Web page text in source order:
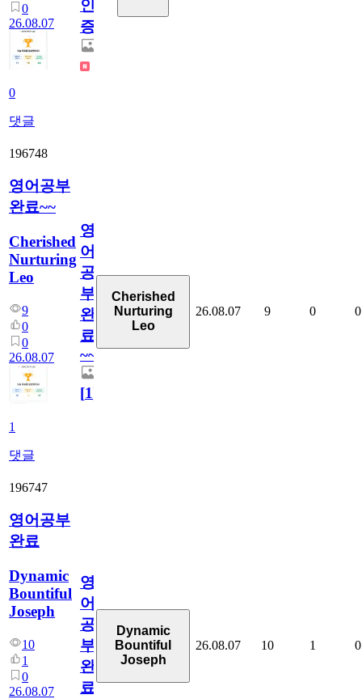
0
26.08.07
0
댓글
인
증
196748
영어공부
완료~~
Cherished
Nurturing
Leo
9
0
0
26.08.07
1
댓글
영
어
공
부
완
료
~~
[1]
Cherished
Nurturing
Leo
26.08.07 9 0 0
196747
영어공부
완료
Dynamic
Bountiful
Joseph
10
1
0
26.08.07
영
어
공
부
완
료
Dynamic
Bountiful
Joseph
26.08.07 10 1 0